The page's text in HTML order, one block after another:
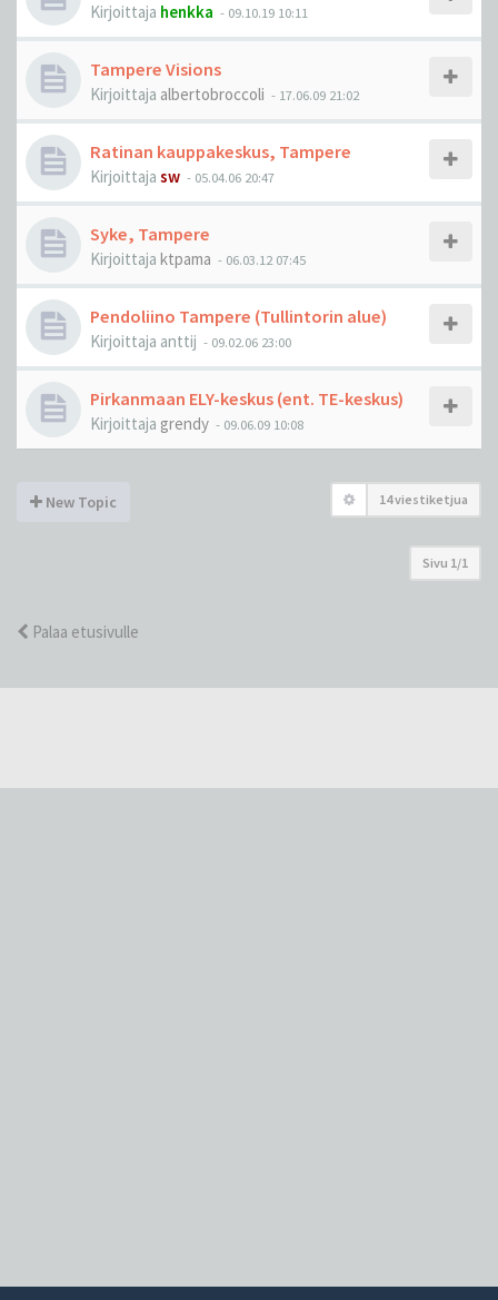
Kirjoittaja henkka - 09.10.19 10:11
Tampere Visions
Kirjoittaja albertobroccoli - 17.06.09 21:02
Ratinan kauppakeskus, Tampere
Kirjoittaja sw - 05.04.06 20:47
Syke, Tampere
Kirjoittaja ktpama - 06.03.12 07:45
Pendoliino Tampere (Tullintorin alue)
Kirjoittaja anttij - 09.02.06 23:00
Pirkanmaan ELY-keskus (ent. TE-keskus)
Kirjoittaja grendy - 09.06.09 10:08
New Topic 14 viestiketjua
Sivu 1/1
Palaa etusivulle